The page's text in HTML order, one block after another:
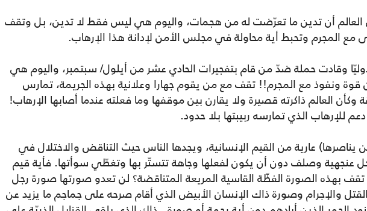
العالم أن تدين ما تعرّضت له من هجمات، واليوم هي ليس فقط لا تدين، بل وتقف
مع المجرم وتحبط أية محاولة في مجلس الأمن لإدانة هذا الإرهاب.
وقادت حملة ضدّ من قام بتفجيرات الحادي عشر من أيلول/ سبتمبر، واليوم هي
قوة ونفوذ مع المجرم!! تقف مع من يقوم جهارا وعلانية بهذه الجريمة، تمارس
وكأن العالم ذاكرته قصيرة ولا يقارن بين موقفها وما فعلته عندما أصابها الإرهاب!
للإرهاب الذي تمارسه ربيبتها بلا حدود.
يناصرها) عارية من القيم الإنسانية، ويجدها الناس حيث التناقض والاختلال في
بكل عنجهية وصلف دون أن يكون لفعلها وجاهة تتستّر بها وتغطّي سوأتها. فأية قيم
بهذه الصورة الفظّة القاسية المريعة المتناقضة؟ لن تعدو صورتها صورة رجل
والإجرام وصورة ذاك الإنسان الأبيض الذي أقام صرحه على جماجم ما يزيد عن